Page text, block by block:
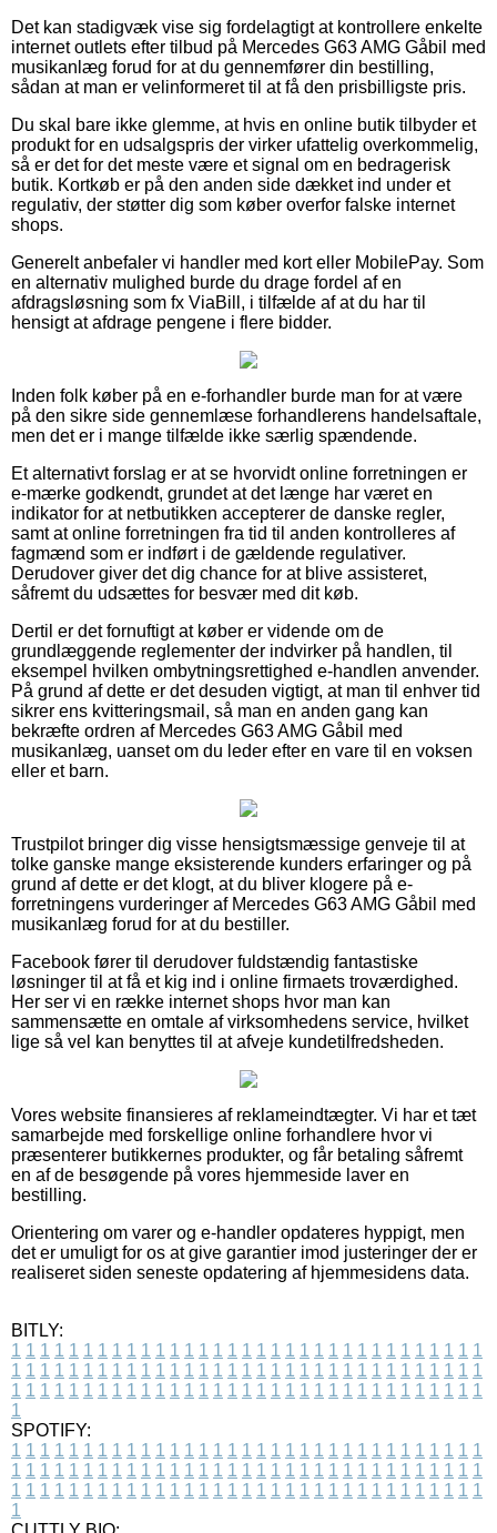
Det kan stadigvæk vise sig fordelagtigt at kontrollere enkelte
internet outlets efter tilbud på Mercedes G63 AMG Gåbil med
musikanlæg forud for at du gennemfører din bestilling,
sådan at man er velinformeret til at få den prisbilligste pris.
Du skal bare ikke glemme, at hvis en online butik tilbyder et
produkt for en udsalgspris der virker ufattelig overkommelig,
så er det for det meste være et signal om en bedragerisk
butik. Kortkøb er på den anden side dækket ind under et
regulativ, der støtter dig som køber overfor falske internet
shops.
Generelt anbefaler vi handler med kort eller MobilePay. Som
en alternativ mulighed burde du drage fordel af en
afdragsløsning som fx ViaBill, i tilfælde af at du har til
hensigt at afdrage pengene i flere bidder.
Inden folk køber på en e-forhandler burde man for at være
på den sikre side gennemlæse forhandlerens handelsaftale,
men det er i mange tilfælde ikke særlig spændende.
Et alternativt forslag er at se hvorvidt online forretningen er
e-mærke godkendt, grundet at det længe har været en
indikator for at netbutikken accepterer de danske regler,
samt at online forretningen fra tid til anden kontrolleres af
fagmænd som er indført i de gældende regulativer.
Derudover giver det dig chance for at blive assisteret,
såfremt du udsættes for besvær med dit køb.
Dertil er det fornuftigt at køber er vidende om de
grundlæggende reglementer der indvirker på handlen, til
eksempel hvilken ombytningsrettighed e-handlen anvender.
På grund af dette er det desuden vigtigt, at man til enhver tid
sikrer ens kvitteringsmail, så man en anden gang kan
bekræfte ordren af Mercedes G63 AMG Gåbil med
musikanlæg, uanset om du leder efter en vare til en voksen
eller et barn.
Trustpilot bringer dig visse hensigtsmæssige genveje til at
tolke ganske mange eksisterende kunders erfaringer og på
grund af dette er det klogt, at du bliver klogere på e-
forretningens vurderinger af Mercedes G63 AMG Gåbil med
musikanlæg forud for at du bestiller.
Facebook fører til derudover fuldstændig fantastiske
løsninger til at få et kig ind i online firmaets troværdighed.
Her ser vi en række internet shops hvor man kan
sammensætte en omtale af virksomhedens service, hvilket
lige så vel kan benyttes til at afveje kundetilfredsheden.
Vores website finansieres af reklameindtægter. Vi har et tæt
samarbejde med forskellige online forhandlere hvor vi
præsenterer butikkernes produkter, og får betaling såfremt
en af de besøgende på vores hjemmeside laver en
bestilling.
Orientering om varer og e-handler opdateres hyppigt, men
det er umuligt for os at give garantier imod justeringer der er
realiseret siden seneste opdatering af hjemmesidens data.
BITLY:
1 1 1 1 1 1 1 1 1 1 1 1 1 1 1 1 1 1 1 1 1 1 1 1 1 1 1 1 1 1 1 1 1
1 1 1 1 1 1 1 1 1 1 1 1 1 1 1 1 1 1 1 1 1 1 1 1 1 1 1 1 1 1 1 1 1
1 1 1 1 1 1 1 1 1 1 1 1 1 1 1 1 1 1 1 1 1 1 1 1 1 1 1 1 1 1 1 1 1
1
SPOTIFY:
1 1 1 1 1 1 1 1 1 1 1 1 1 1 1 1 1 1 1 1 1 1 1 1 1 1 1 1 1 1 1 1 1
1 1 1 1 1 1 1 1 1 1 1 1 1 1 1 1 1 1 1 1 1 1 1 1 1 1 1 1 1 1 1 1 1
1 1 1 1 1 1 1 1 1 1 1 1 1 1 1 1 1 1 1 1 1 1 1 1 1 1 1 1 1 1 1 1 1
1